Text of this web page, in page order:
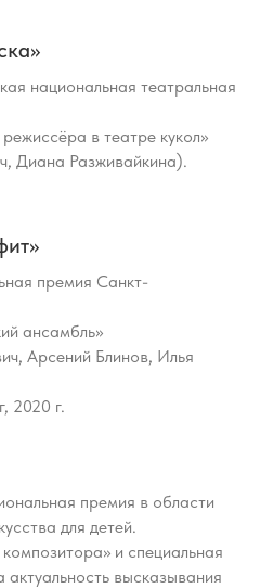
национальная театральная
в театре кукол»
Диана Разживайкина).
премия Санкт-
ансамбль»
Арсений Блинов, Илья
2020 г.
премия в области
для детей.
и специальная
высказывания